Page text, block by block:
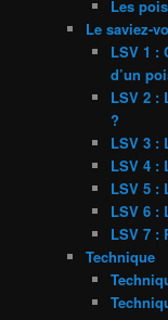
Les
Le saviez-
LSV 1 :
d’un
LSV 2 :
?
LSV 3 :
LSV 4 :
LSV 5 :
LSV 6 :
LSV 7 :
Technique